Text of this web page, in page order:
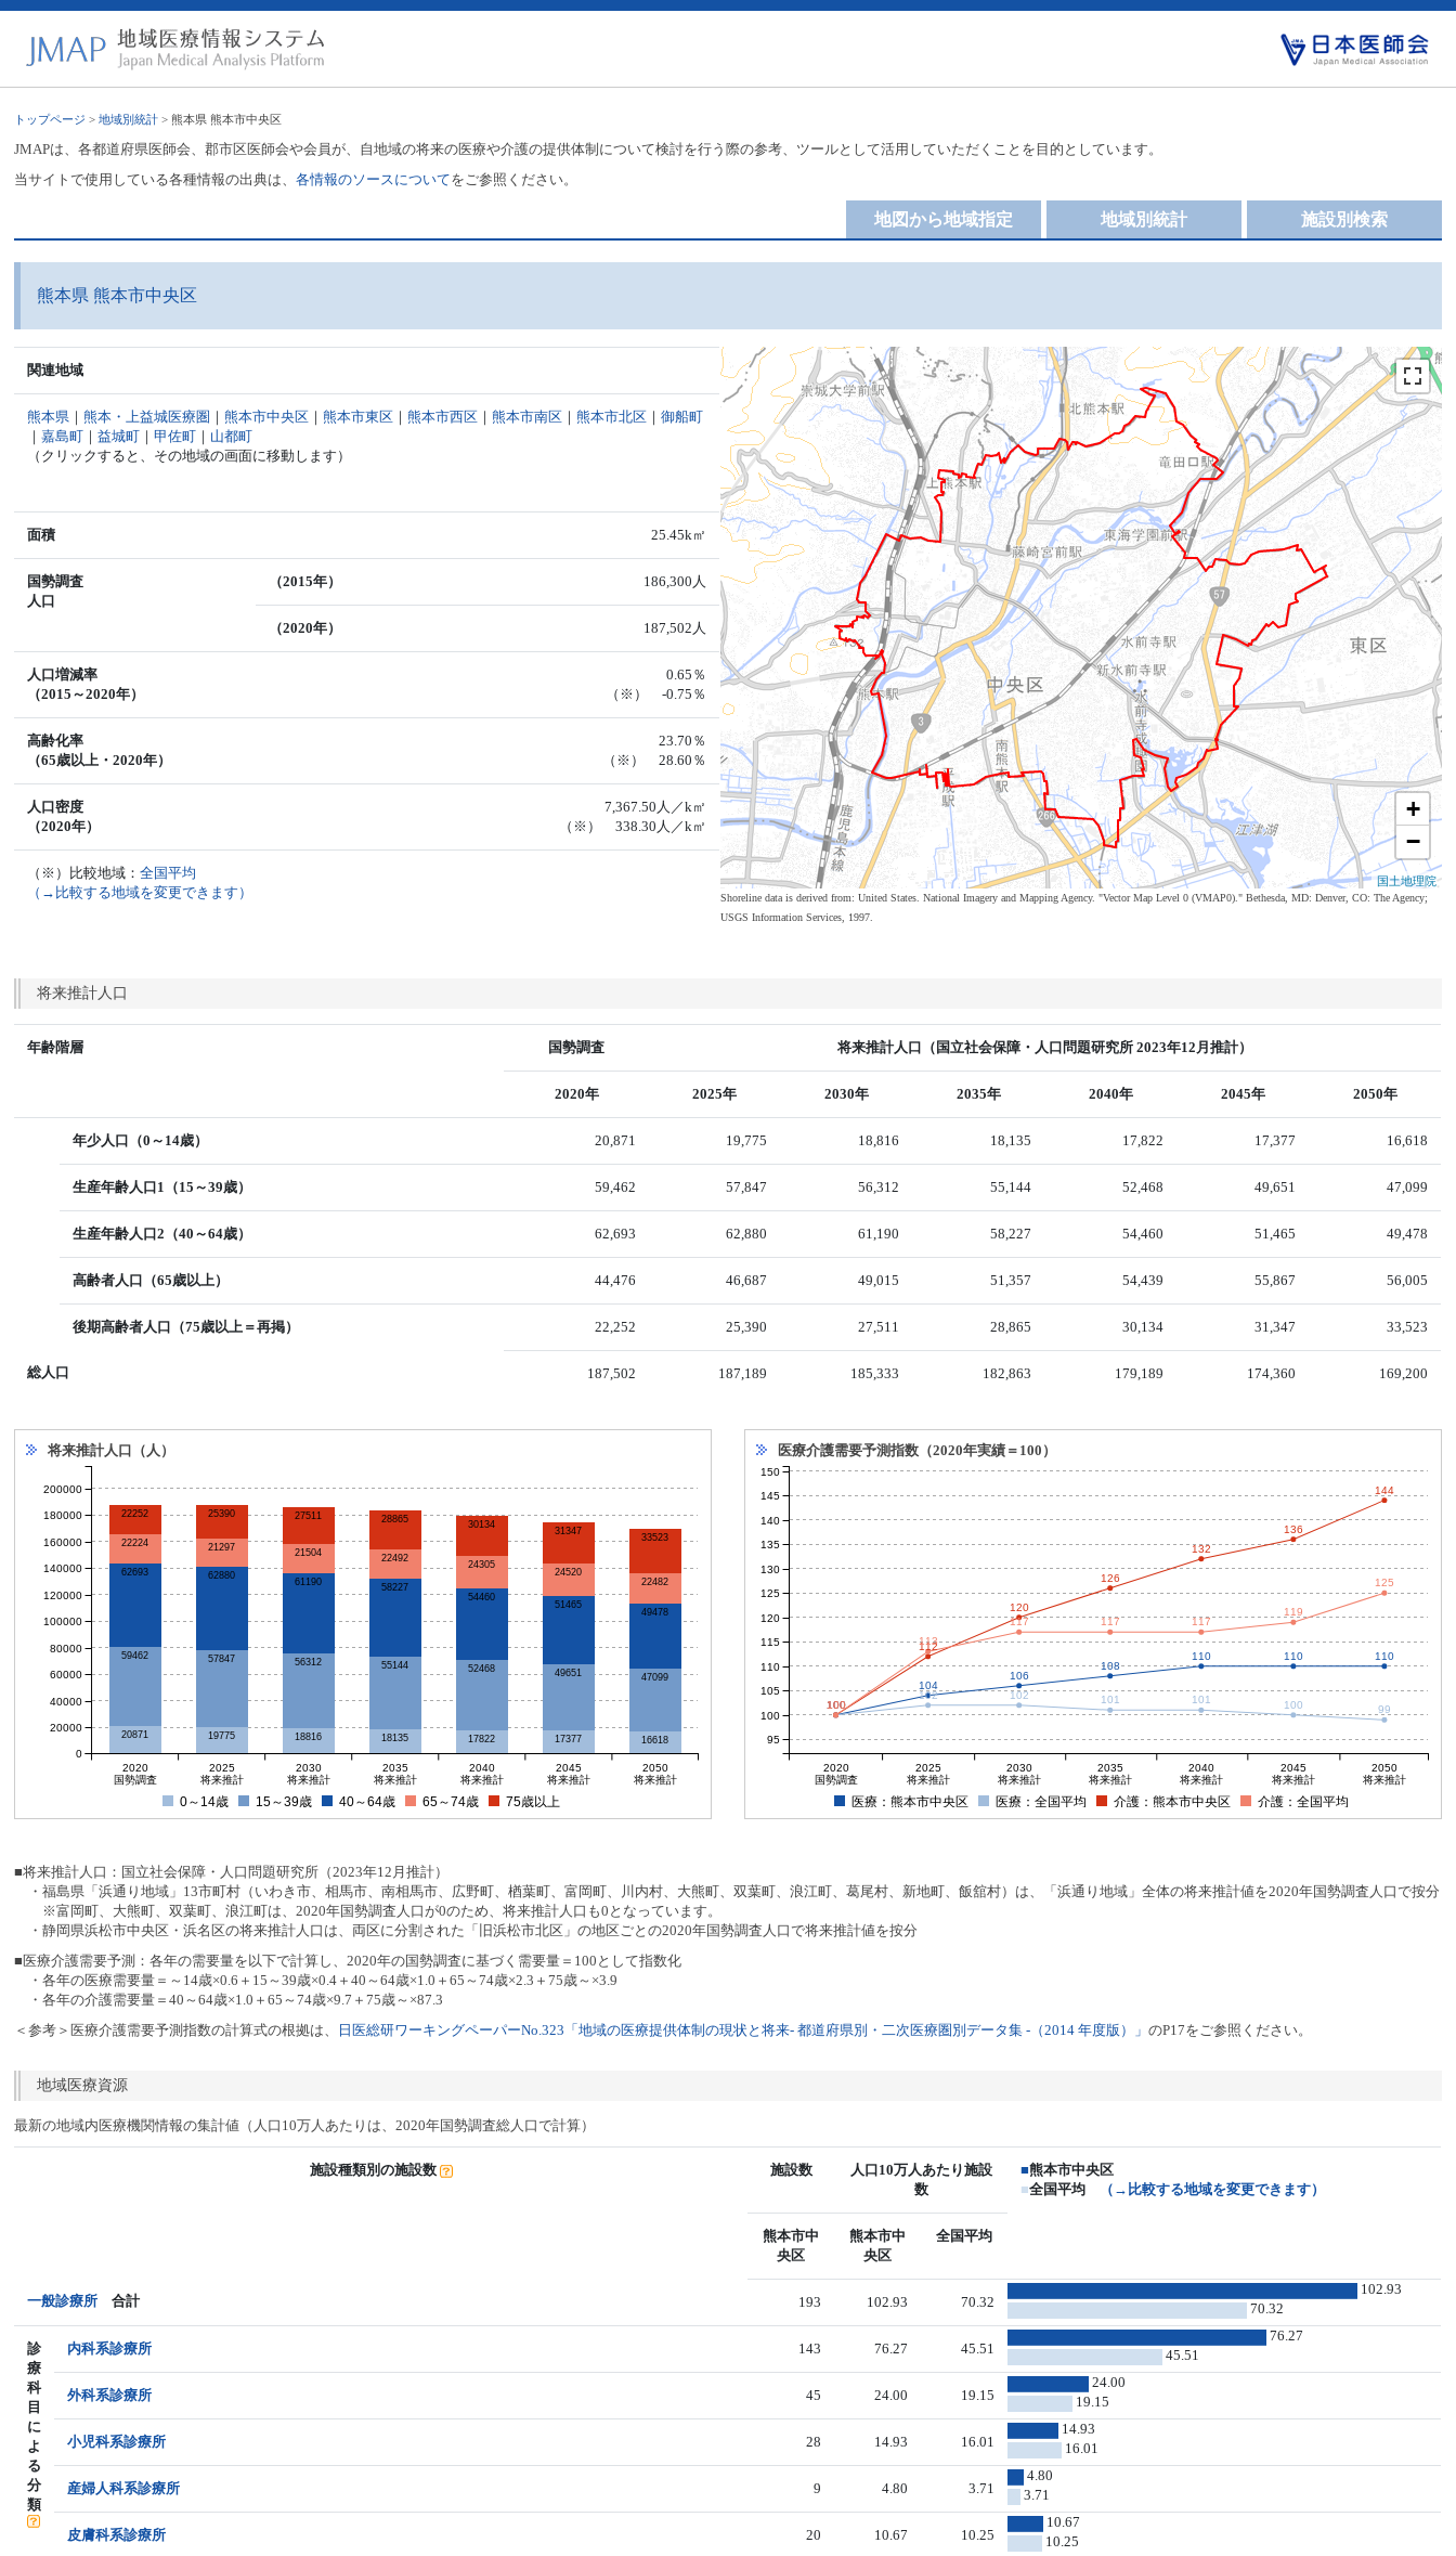
トップページ >地域別統計 > 熊本県 熊本市中央区
JMAPは、各都道府県医師会、郡市区医師会や会員が、自地域の将来の医療や介護の提供体制について検討を行う際の参考、ツールとして活用していただくことを目的としています。
当サイトで使用している各種情報の出典は、各情報のソースについてをご参照ください。
施設別検索
地域別統計
地図から地域指定
熊本県 熊本市中央区
関連地域
熊本県 ｜熊本・上益城医療圏 ｜熊本市中央区 ｜熊本市東区 ｜熊本市西区 ｜熊本市南区 ｜熊本市北区 ｜御船町
｜嘉島町 ｜益城町 ｜甲佐町 ｜ 山都町
（クリックすると、その地域の画面に移動します）
面積 25.45k㎡
国勢調査
人口
（2015年） 186,300人
（2020年） 187,502人
人口増減率
（2015～2020年）
0.65％
（※） -0.75％
高齢化率
（65歳以上・2020年）
23.70％
（※） 28.60％
人口密度
（2020年）
7,367.50人／k㎡
（※） 338.30人／k㎡
（※）比較地域：全国平均
（→比較する地域を変更できます）
+
−
国土地理院
Shoreline data is derived from: United States. National Imagery and Mapping Agency. "Vector Map Level 0 (VMAP0)." Bethesda, MD: Denver, CO: The Agency;
USGS Information Services, 1997.
将来推計人口
年齢階層 国勢調査 将来推計人口（国立社会保障・人口問題研究所 2023年12月推計）
2020年 2025年 2030年 2035年 2040年 2045年 2050年
年少人口（0～14歳） 20,871 19,775 18,816 18,135 17,822 17,377 16,618
生産年齢人口1（15～39歳） 59,462 57,847 56,312 55,144 52,468 49,651 47,099
生産年齢人口2（40～64歳） 62,693 62,880 61,190 58,227 54,460 51,465 49,478
高齢者人口（65歳以上） 44,476 46,687 49,015 51,357 54,439 55,867 56,005
後期高齢者人口（75歳以上＝再掲） 22,252 25,390 27,511 28,865 30,134 31,347 33,523
総人口 187,502 187,189 185,333 182,863 179,189 174,360 169,200
将来推計人口（人）
20871 19775 18816 18135 17822 17377 16618
59462 57847 56312 55144 52468 49651 47099
62693 62880
61190
58227
54460
51465
49478
22224 21297 21504 22492
24305
24520
22482
22252 25390 27511 28865 30134
31347
33523
2020
国勢調査
2025
将来推計
2030
将来推計
2035
将来推計
2040
将来推計
2045
将来推計
2050
将来推計
0
20000
40000
60000
80000
100000
120000
140000
160000
180000
200000
0～14歳 15～39歳 40～64歳 65～74歳 75歳以上
医療介護需要予測指数（2020年実績＝100）
100
104
106
108
110 110 110
100
102 102 101 101 100 99
100
112
120
126
132
136
144
100
113
117 117 117
119
125
2020
国勢調査
2025
将来推計
2030
将来推計
2035
将来推計
2040
将来推計
2045
将来推計
2050
将来推計
95
100
105
110
115
120
125
130
135
140
145
150
医療：熊本市中央区 医療：全国平均 介護：熊本市中央区 介護：全国平均
■将来推計人口：国立社会保障・人口問題研究所（2023年12月推計）
・福島県「浜通り地域」13市町村（いわき市、相馬市、南相馬市、広野町、楢葉町、富岡町、川内村、大熊町、双葉町、浪江町、葛尾村、新地町、飯舘村）は、「浜通り地域」全体の将来推計値を2020年国勢調査人口で按分
※富岡町、大熊町、双葉町、浪江町は、2020年国勢調査人口が0のため、将来推計人口も0となっています。
・静岡県浜松市中央区・浜名区の将来推計人口は、両区に分割された「旧浜松市北区」の地区ごとの2020年国勢調査人口で将来推計値を按分
■医療介護需要予測：各年の需要量を以下で計算し、2020年の国勢調査に基づく需要量＝100として指数化
・各年の医療需要量＝～14歳×0.6＋15～39歳×0.4＋40～64歳×1.0＋65～74歳×2.3＋75歳～×3.9
・各年の介護需要量＝40～64歳×1.0＋65～74歳×9.7＋75歳～×87.3
＜参考＞医療介護需要予測指数の計算式の根拠は、
日医総研ワーキングペーパーNo.323「地域の医療提供体制の現状と将来- 都道府県別・二次医療圏別データ集 -（2014 年度版）」のP17をご参照ください。
地域医療資源
最新の地域内医療機関情報の集計値（人口10万人あたりは、2020年国勢調査総人口で計算）
施設種類別の施設数 施設数
人口10万人あたり施設
数
■熊本市中央区
■全国平均 （→比較する地域を変更できます）
熊本市中
央区
熊本市中
央区
全国平均
一般診療所 合計 193 102.93 70.32
102.93
70.32
診
療
科
目
に
よ
る
分
類
内科系診療所 143 76.27 45.51
76.27
45.51
外科系診療所 45 24.00 19.15
24.00
19.15
小児科系診療所 28 14.93 16.01
14.93
16.01
産婦人科系診療所 9 4.80 3.71
4.80
3.71
皮膚科系診療所 20 10.67 10.25
10.67
10.25